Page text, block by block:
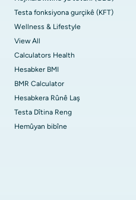
Testa fonksiyona gurçikê (KFT)
Wellness & Lifestyle
View All
Calculators Health
Hesabker BMI
BMR Calculator
Hesabkera Rûnê Laş
Testa Dîtina Reng
Hemûyan bibîne